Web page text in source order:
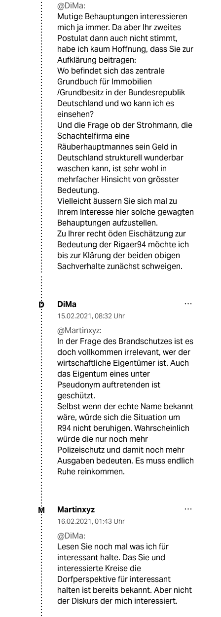
@DiMa:
Mutige Behauptungen interessieren
mich ja immer. Da aber Ihr zweites
Postulat dann auch nicht stimmt,
habe ich kaum Hoffnung, dass Sie zur
Aufklärung beitragen:
Wo befindet sich das zentrale
Grundbuch für Immobilien
/Grundbesitz in der Bundesrepublik
Deutschland und wo kann ich es
einsehen?
Und die Frage ob der Strohmann, die
Schachtelfirma eine
Räuberhauptmannes sein Geld in
Deutschland strukturell wunderbar
waschen kann, ist sehr wohl in
mehrfacher Hinsicht von grösster
Bedeutung.
Vielleicht äussern Sie sich mal zu
Ihrem Interesse hier solche gewagten
Behauptungen aufzustellen.
Zu Ihrer recht öden Eischätzung zur
Bedeutung der Rigaer94 möchte ich
bis zur Klärung der beiden obigen
Sachverhalte zunächst schweigen.
D DiMa
15.02.2021, 08:32 Uhr
@Martinxyz:
In der Frage des Brandschutzes ist es
doch vollkommen irrelevant, wer der
wirtschaftliche Eigentümer ist. Auch
das Eigentum eines unter
Pseudonym auftretenden ist
geschützt.
Selbst wenn der echte Name bekannt
wäre, würde sich die Situation um
R94 nicht beruhigen. Wahrscheinlich
würde die nur noch mehr
Polizeischutz und damit noch mehr
Ausgaben bedeuten. Es muss endlich
Ruhe reinkommen.
M Martinxyz
16.02.2021, 01:43 Uhr
@DiMa:
Lesen Sie noch mal was ich für
interessant halte. Das Sie und
interessierte Kreise die
Dorfperspektive für interessant
halten ist bereits bekannt. Aber nicht
der Diskurs der mich interessiert.